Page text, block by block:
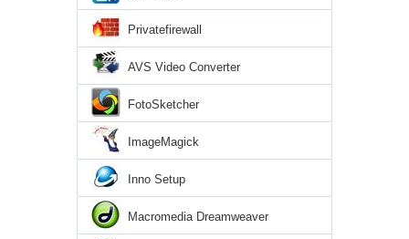
Privatefirewall
AVS Video Converter
FotoSketcher
ImageMagick
Inno Setup
Macromedia Dreamweaver